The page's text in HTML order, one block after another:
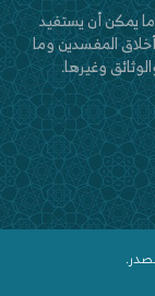
يمكن أن يستفيد
المفسدين وما
وغيرها.